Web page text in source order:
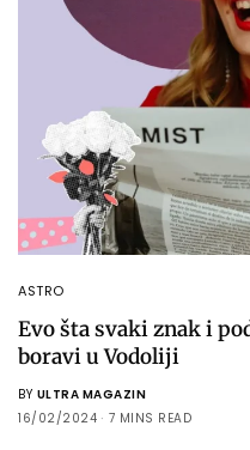
ASTRO
Evo šta svaki znak i
boravi u Vodoliji
BY ULTRA MAGAZIN
16/02/2024
7 MINS READ